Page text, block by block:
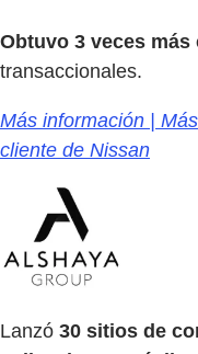
Obtuvo 3 veces
transaccionales.
Más información |
cliente de Nissan
Lanzó 30 sitios de